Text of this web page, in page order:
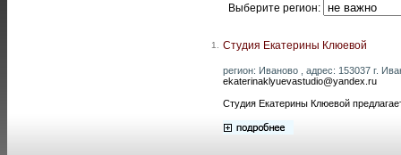
Выберите регион:
1. Студия Екатерины Клюевой
регион: Иваново , адрес: 153037 г.
ekaterinaklyuevastudio@yandex.ru
Студия Екатерины Клюевой